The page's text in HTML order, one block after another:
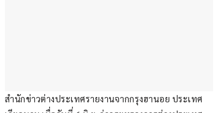
สำนักข่าวต่างประเทศรายงานจากกรุงฮานอย ประเทศ